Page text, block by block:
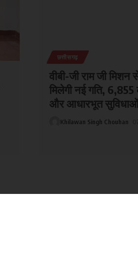
छत्तीसगढ़
वीबी-जी राम जी मिशन
मिलेगी नई गति,
और आधारभूत सुविधाओं
Khilawan Singh Chouhan